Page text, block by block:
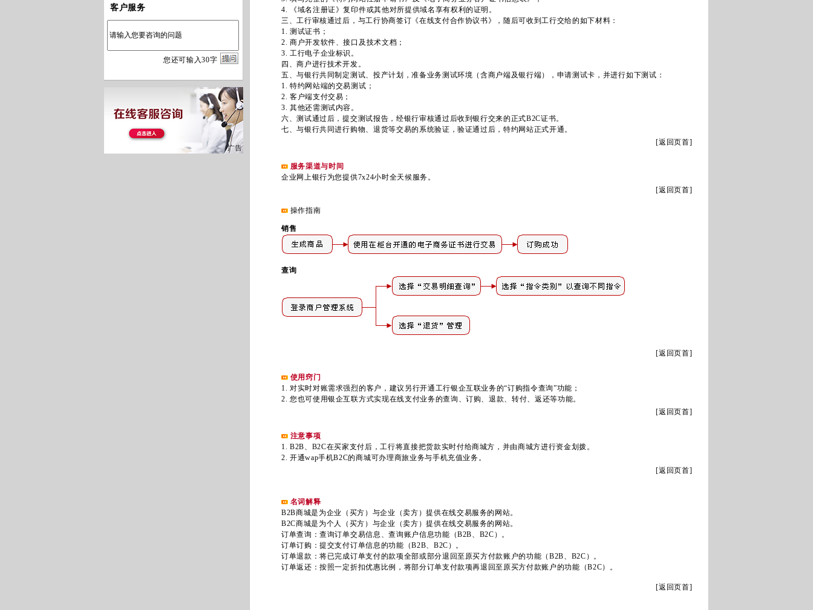
客户服务
您还可输入30字
4. 《域名注册证》复印件或其他对所提供域名享有权利的证明。
三、工行审核通过后，与工行协商签订《在线支付合作协议书》，随后可收到工行交给的如下材料：
1. 测试证书；
2. 商户开发软件、接口及技术文档；
3. 工行电子企业标识。
四、商户进行技术开发。
五、与银行共同制定测试、投产计划，准备业务测试环境（含商户端及银行端），申请测试卡，并进行如下测试：
1. 特约网站端的交易测试；
2. 客户端支付交易；
3. 其他还需测试内容。
六、测试通过后，提交测试报告，经银行审核通过后收到银行交来的正式B2C证书。
七、与银行共同进行购物、退货等交易的系统验证，验证通过后，特约网站正式开通。
[返回页首]
服务渠道与时间
企业网上银行为您提供7x24小时全天候服务。
[返回页首]
操作指南
销售
查询
[返回页首]
使用窍门
1. 对实时对账需求强烈的客户，建议另行开通工行银企互联业务的“订购指令查询”功能；
2. 您也可使用银企互联方式实现在线支付业务的查询、订购、退款、转付、返还等功能。
[返回页首]
注意事项
1. B2B、B2C在买家支付后，工行将直接把货款实时付给商城方，并由商城方进行资金划拨。
2. 开通wap手机B2C的商城可办理商旅业务与手机充值业务。
[返回页首]
名词解释
B2B商城是为企业（买方）与企业（卖方）提供在线交易服务的网站。
B2C商城是为个人（买方）与企业（卖方）提供在线交易服务的网站。
订单查询：查询订单交易信息、查询账户信息功能（B2B、B2C）。
订单订购：提交支付订单信息的功能（B2B、B2C）。
订单退款：将已完成订单支付的款项全部或部分退回至原买方付款账户的功能（B2B、B2C）。
订单返还：按照一定折扣优惠比例，将部分订单支付款项再退回至原买方付款账户的功能（B2C）。
[返回页首]